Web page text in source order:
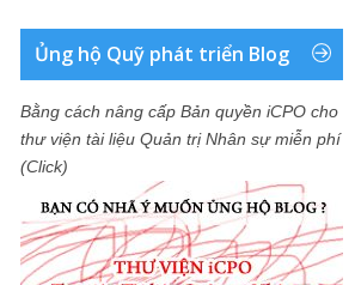
Ủng hộ Quỹ phát triển Blog
Bằng cách nâng cấp Bản quyền iCPO cho
thư viện tài liệu Quản trị Nhân sự miễn phí
(Click)